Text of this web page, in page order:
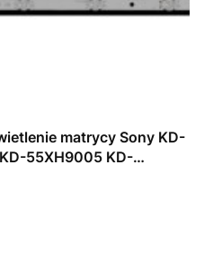
matrycy Sony KD-
55XH9005 KD-
55X90CH LB5500V
MBL-55030D612SN1